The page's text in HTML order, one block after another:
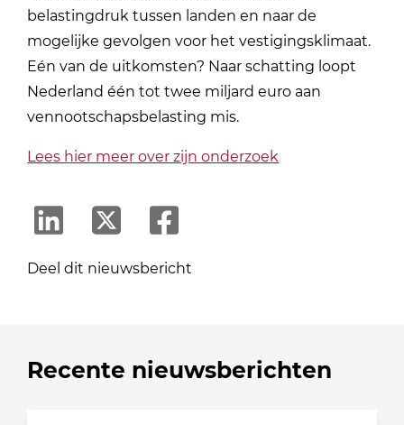
belastingdruk tussen landen en naar de
mogelijke gevolgen voor het vestigingsklimaat.
Eén van de uitkomsten? Naar schatting loopt
Nederland één tot twee miljard euro aan
vennootschapsbelasting mis.
Lees hier meer over zijn onderzoek
Deel dit nieuwsbericht
Recente nieuwsberichten